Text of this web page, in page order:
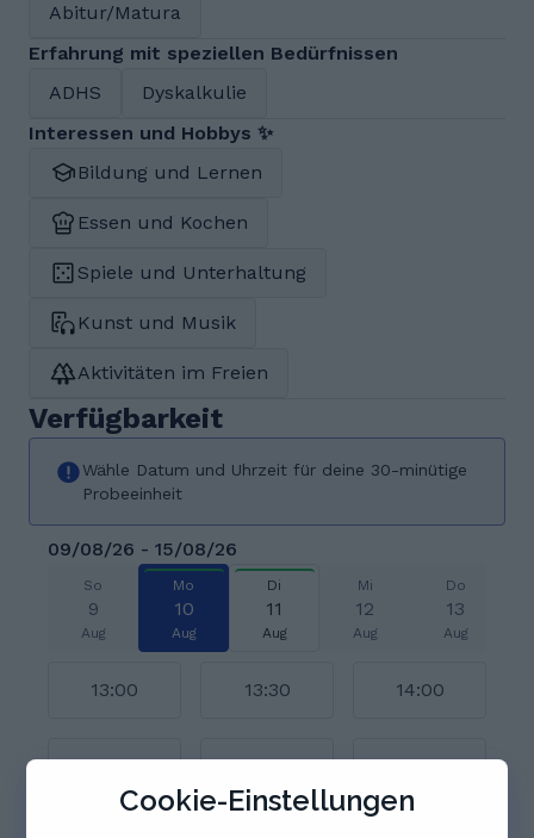
Abitur/Matura
Erfahrung mit speziellen Bedürfnissen
ADHS
Dyskalkulie
Interessen und Hobbys ✨
Bildung und Lernen
Essen und Kochen
Spiele und Unterhaltung
Kunst und Musik
Aktivitäten im Freien
Verfügbarkeit
Wähle Datum und Uhrzeit für deine 30-minütige
Probeeinheit
09/08/26 - 15/08/26
So
9
Aug
Mo
10
Aug
Di
11
Aug
Mi
12
Aug
Do
13
Aug
13:00 13:30 14:00
14:30 15:00 15:30
Cookie-Einstellungen